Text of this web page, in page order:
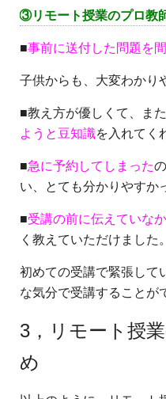
③リモート授業のプロ教
■事前に送付した問題を
子供からも、大変わかり
■教え方が優しくて、ま
ようと豆知識を入れてく
■急に予約してしまった
い、とても分かりやすか
■受講の前に伝えていな
く教えていただけました。
初めての受講で緊張して
な気分で受講することが
3，リモート授
め